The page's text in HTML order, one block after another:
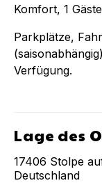
Komfort, 1
Parkplätze,
Verfügung.
Lage des
17406 Stolpe
Deutschland